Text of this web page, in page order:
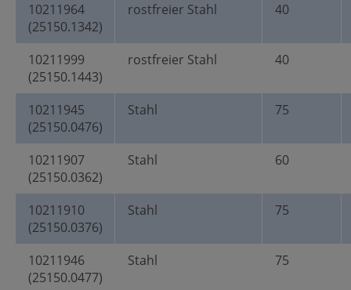
10211964
(25150.1342)
rostfreier Stahl 40
10211999
(25150.1443)
rostfreier Stahl 40
10211945
(25150.0476)
Stahl 75
10211907
(25150.0362)
Stahl 60
10211910
(25150.0376)
Stahl 75
10211946
(25150.0477)
Stahl 75